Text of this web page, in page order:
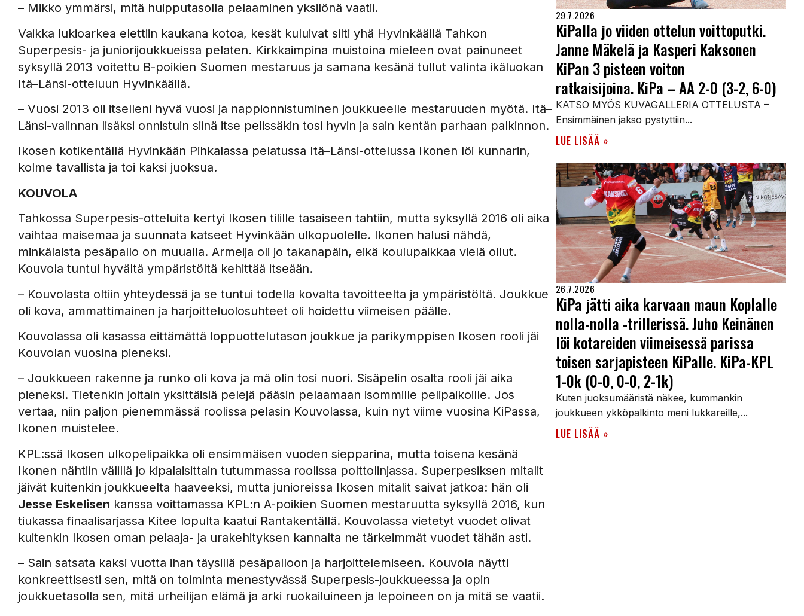
– Mikko ymmärsi, mitä huipputasolla pelaaminen yksilönä vaatii.
Vaikka lukioarkea elettiin kaukana kotoa, kesät kuluivat silti yhä Hyvinkäällä Tahkon
Superpesis- ja juniorijoukkueissa pelaten. Kirkkaimpina muistoina mieleen ovat painuneet
syksyllä 2013 voitettu B-poikien Suomen mestaruus ja samana kesänä tullut valinta ikäluokan
Itä–Länsi-otteluun Hyvinkäällä.
– Vuosi 2013 oli itselleni hyvä vuosi ja nappionnistuminen joukkueelle mestaruuden myötä. Itä–
Länsi-valinnan lisäksi onnistuin siinä itse pelissäkin tosi hyvin ja sain kentän parhaan palkinnon.
Ikosen kotikentällä Hyvinkään Pihkalassa pelatussa Itä–Länsi-ottelussa Ikonen löi kunnarin,
kolme tavallista ja toi kaksi juoksua.
KOUVOLA
Tahkossa Superpesis-otteluita kertyi Ikosen tilille tasaiseen tahtiin, mutta syksyllä 2016 oli aika
vaihtaa maisemaa ja suunnata katseet Hyvinkään ulkopuolelle. Ikonen halusi nähdä,
minkälaista pesäpallo on muualla. Armeija oli jo takanapäin, eikä koulupaikkaa vielä ollut.
Kouvola tuntui hyvältä ympäristöltä kehittää itseään.
– Kouvolasta oltiin yhteydessä ja se tuntui todella kovalta tavoitteelta ja ympäristöltä. Joukkue
oli kova, ammattimainen ja harjoitteluolosuhteet oli hoidettu viimeisen päälle.
Kouvolassa oli kasassa eittämättä loppuottelutason joukkue ja parikymppisen Ikosen rooli jäi
Kouvolan vuosina pieneksi.
– Joukkueen rakenne ja runko oli kova ja mä olin tosi nuori. Sisäpelin osalta rooli jäi aika
pieneksi. Tietenkin joitain yksittäisiä pelejä pääsin pelaamaan isommille pelipaikoille. Jos
vertaa, niin paljon pienemmässä roolissa pelasin Kouvolassa, kuin nyt viime vuosina KiPassa,
Ikonen muistelee.
KPL:ssä Ikosen ulkopelipaikka oli ensimmäisen vuoden siepparina, mutta toisena kesänä
Ikonen nähtiin välillä jo kipalaisittain tutummassa roolissa polttolinjassa. Superpesiksen mitalit
jäivät kuitenkin joukkueelta haaveeksi, mutta junioreissa Ikosen mitalit saivat jatkoa: hän oli
Jesse Eskelisen kanssa voittamassa KPL:n A-poikien Suomen mestaruutta syksyllä 2016, kun
tiukassa finaalisarjassa Kitee lopulta kaatui Rantakentällä. Kouvolassa vietetyt vuodet olivat
kuitenkin Ikosen oman pelaaja- ja urakehityksen kannalta ne tärkeimmät vuodet tähän asti.
– Sain satsata kaksi vuotta ihan täysillä pesäpalloon ja harjoittelemiseen. Kouvola näytti
konkreettisesti sen, mitä on toiminta menestyvässä Superpesis-joukkueessa ja opin
joukkuetasolla sen, mitä urheilijan elämä ja arki ruokailuineen ja lepoineen on ja mitä se vaatii.
29.7.2026
KiPalla jo viiden ottelun voittoputki.
Janne Mäkelä ja Kasperi Kaksonen
KiPan 3 pisteen voiton
ratkaisijoina. KiPa – AA 2-0 (3-2, 6-0)
KATSO MYÖS KUVAGALLERIA OTTELUSTA –
Ensimmäinen jakso pystyttiin...
LUE LISÄÄ »
26.7.2026
KiPa jätti aika karvaan maun Koplalle
nolla-nolla -trillerissä. Juho Keinänen
löi kotareiden viimeisessä parissa
toisen sarjapisteen KiPalle. KiPa-KPL
1-0k (0-0, 0-0, 2-1k)
Kuten juoksumääristä näkee, kummankin
joukkueen ykköpalkinto meni lukkareille,...
LUE LISÄÄ »